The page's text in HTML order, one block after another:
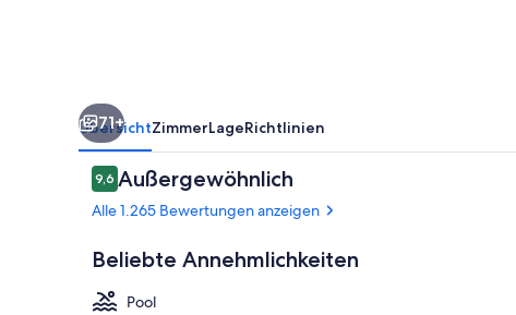
71+
ÜbersichtZimmerLageRichtlinien
Bewertungen
9,69,6 von 10.
Außergewöhnlich
Alle 1.265 Bewertungen anzeigen
Beliebte Annehmlichkeiten
Pool